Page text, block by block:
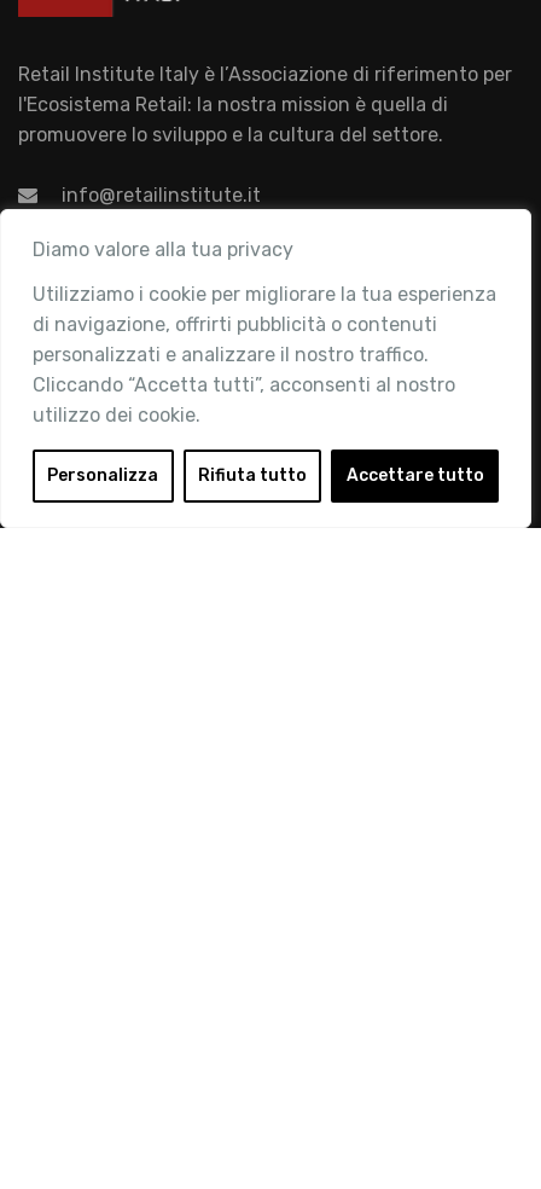
Diamo valore alla tua privacy
Utilizziamo i cookie per migliorare la tua esperienza
di navigazione, offrirti pubblicità o contenuti
personalizzati e analizzare il nostro traffico.
Cliccando “Accetta tutti”, acconsenti al nostro
utilizzo dei cookie.
Personalizza Rifiuta tutto Accettare tutto
Retail Institute Italy è l’Associazione di riferimento per
l'Ecosistema Retail: la nostra mission è quella di
promuovere lo sviluppo e la cultura del settore.
info@retailinstitute.it
Associazione
Chi siamo
Attività
Contatti
Area Riservata
Login
Diventa Socio